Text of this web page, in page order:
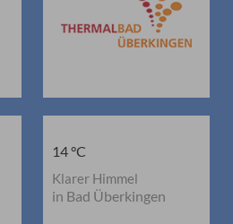
14 °C
Klarer Himmel
in Bad Überkingen